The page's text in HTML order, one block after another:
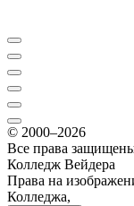
© 2000–2026
Все права
Колледж Вейдера
Права на
Колледжа,